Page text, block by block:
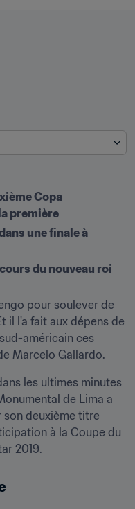
Copa
première
une finale à
du nouveau roi
pour soulever de
il l'a fait aux dépens de
américain ces
Marcelo Gallardo.
les ultimes minutes
de Lima a
deuxième titre
à la Coupe du
2019.